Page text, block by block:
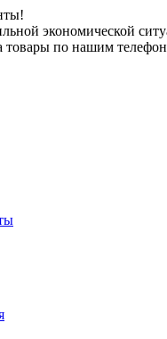
экономической
товары по нашим